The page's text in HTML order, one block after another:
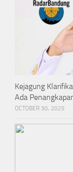
Kejagung
Ada
OCTOBER 30, 2025